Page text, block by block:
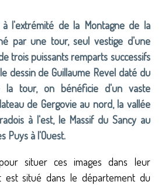
l'extrémité de la Montagne de la
par une tour, seul vestige d'une
trois puissants remparts successifs
dessin de Guillaume Revel daté du
la tour, on bénéficie d'un vaste
de Gergovie au nord, la vallée
à l'est, le Massif du Sancy au
Puys à l'Ouest.
situer ces images dans leur
est situé dans le département du